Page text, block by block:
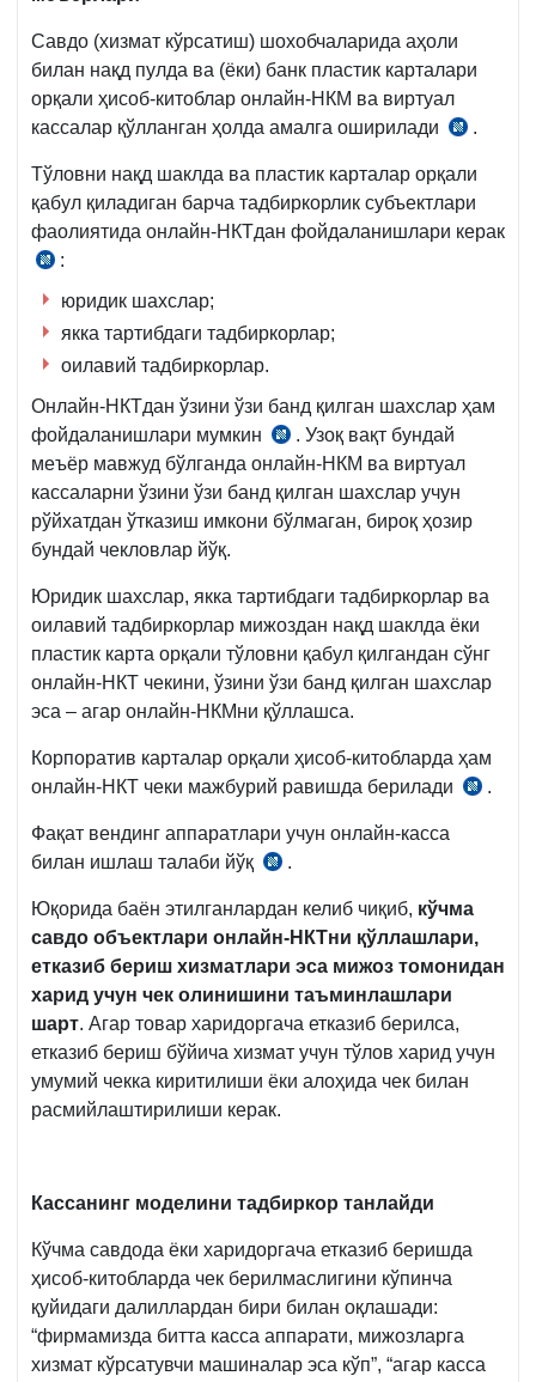
Савдо (хизмат кўрсатиш) шохобчаларида аҳоли
билан нақд пулда ва (ёки) банк пластик карталари
орқали ҳисоб-китоблар онлайн-НКМ ва виртуал
кассалар қўлланган ҳолда амалга оширилади
сон
.
Тўловни нақд шаклда ва пластик карталар орқали
қабул қиладиган барча тадбиркорлик субъектлари
фаолиятида онлайн-НКТдан фойдаланишлари керак
Низом
1-
б.,
23.11.2019
943-
сон
ВМҚга
1-
илова
:
юридик шахслар;
якка тартибдаги тадбиркорлар;
оилавий тадбиркорлар.
Онлайн-НКТдан ўзини ўзи банд қилган шахслар ҳам
фойдаланишлари мумкин
Низом
20-
б.,
23.12.2020
сон
ВМҚ
билан
тасдиқланган
. Узоқ вақт бундай
меъёр мавжуд бўлганда онлайн-НКМ ва виртуал
кассаларни ўзини ўзи банд қилган шахслар учун
рўйхатдан ўтказиш имкони бўлмаган, бироқ ҳозир
бундай чекловлар йўқ.
Юридик шахслар, якка тартибдаги тадбиркорлар ва
оилавий тадбиркорлар мижоздан нақд шаклда ёки
пластик карта орқали тўловни қабул қилгандан сўнг
онлайн-НКТ чекини, ўзини ўзи банд қилган шахслар
эса – агар онлайн-НКМни қўллашса.
Корпоратив карталар орқали ҳисоб-китобларда ҳам
онлайн-НКТ чеки мажбурий равишда берилади
й.
943-
сон
илова
.
Фақат вендинг аппаратлари учун онлайн-касса
билан ишлаш талаби йўқ
04.06.2021
ПҚ-5136-
.
Юқорида баён этилганлардан келиб чиқиб, кўчма
савдо объектлари онлайн-НКТни қўллашлари,
етказиб бериш хизматлари эса мижоз томонидан
харид учун чек олинишини таъминлашлари
шарт. Агар товар харидоргача етказиб берилса,
етказиб бериш бўйича хизмат учун тўлов харид учун
умумий чекка киритилиши ёки алоҳида чек билан
расмийлаштирилиши керак.
Кассанинг моделини тадбиркор танлайди
Кўчма савдода ёки харидоргача етказиб беришда
ҳисоб-китобларда чек берилмаслигини кўпинча
қуйидаги далиллардан бири билан оқлашади:
“фирмамизда битта касса аппарати, мижозларга
хизмат кўрсатувчи машиналар эса кўп”, “агар касса